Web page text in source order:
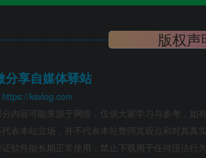
版权声
分享自媒体驿站
https://ksvlog.com
内容可能来源于网络，仅供大家学习与参考，如
表本站立场，并不代表本站赞同其观点和对其真实
软件能长期正常使用，禁止下载用于任何违法行为